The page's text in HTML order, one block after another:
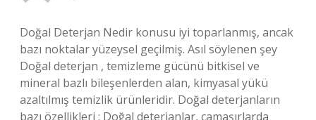
Doğal Deterjan Nedir konusu iyi toparlanmış, ancak
bazı noktalar yüzeysel geçilmiş. Asıl söylenen şey
Doğal deterjan , temizleme gücünü bitkisel ve
mineral bazlı bileşenlerden alan, kimyasal yükü
azaltılmış temizlik ürünleridir. Doğal deterjanların
bazı özellikleri : Doğal deterjanlar, çamaşırlarda